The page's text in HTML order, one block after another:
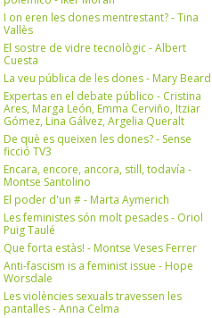
I on eren les dones mentrestant? - Tina
Vallès
El sostre de vidre tecnològic - Albert
Cuesta
La veu pública de les dones - Mary Beard
Expertas en el debate público - Cristina
Ares, Marga León, Emma Cerviño, Itziar
Gómez, Lina Gálvez, Argelia Queralt
De què es queixen les dones? - Sense
ficció TV3
Encara, encore, ancora, still, todavía -
Montse Santolino
El poder d'un # - Marta Aymerich
Les feministes són molt pesades - Oriol
Puig Taulé
Que forta estàs! - Montse Veses Ferrer
Anti-fascism is a feminist issue - Hope
Worsdale
Les violències sexuals travessen les
pantalles - Anna Celma